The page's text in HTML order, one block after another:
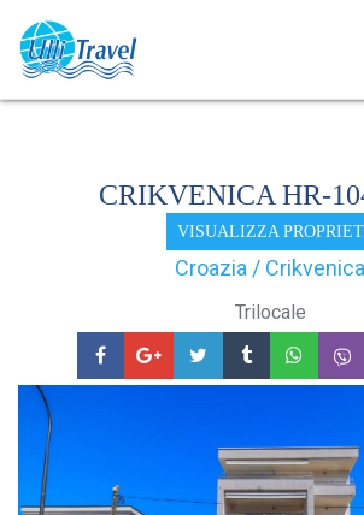
CRIKVENICA HR-
VISUALIZZA
Croazia / Crikvenica
Trilocale